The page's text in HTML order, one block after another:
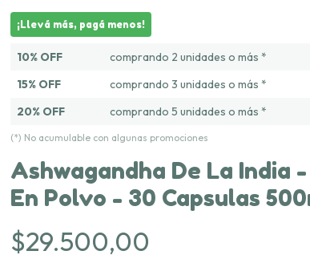
¡Llevá más, pagá menos!
10% OFF
comprando 2 unidades o más *
15% OFF
comprando 3 unidades o más *
20% OFF
comprando 5 unidades o más *
(*) No acumulable con algunas promociones
Ashwagandha De La India
En Polvo - 30 Capsulas
$29.500,00